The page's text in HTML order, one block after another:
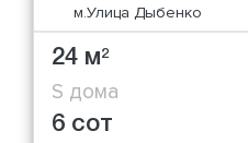
м.Улица Дыбенко
24 м2
S дома
6 сот